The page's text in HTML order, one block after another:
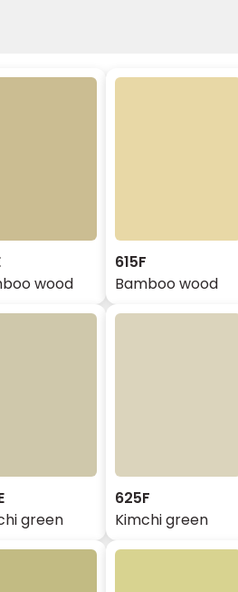
wood
615F
Bamboo wood
green
625F
Kimchi green